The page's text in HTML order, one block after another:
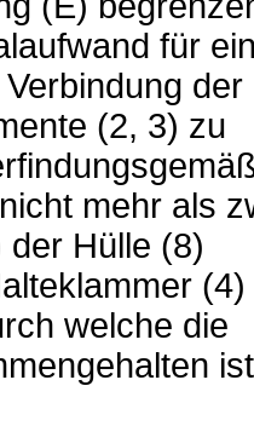
für
der
(2, 3) zu
mehr als
der Hülle (8)
(4)
welche die